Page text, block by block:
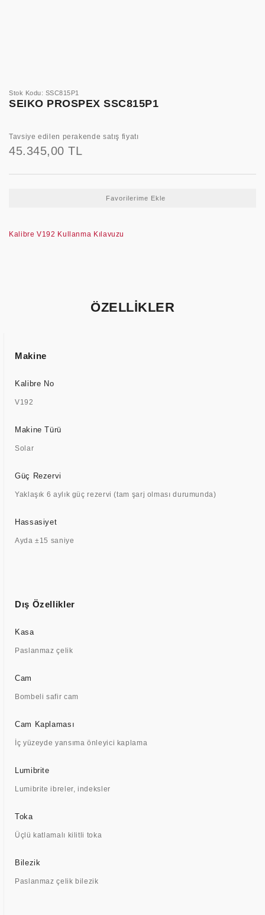
Stok Kodu: SSC815P1
SEIKO PROSPEX SSC815P1
Tavsiye edilen perakende satış fiyatı
45.345,00 TL
Kalibre V192 Kullanma Kılavuzu
ÖZELLİKLER
Makine
Kalibre No
V192
Makine Türü
Solar
Güç Rezervi
Yaklaşık 6 aylık güç rezervi (tam şarj olması durumunda)
Hassasiyet
Ayda ±15 saniye
Dış Özellikler
Kasa
Paslanmaz çelik
Cam
Bombeli safir cam
Cam Kaplaması
İç yüzeyde yansıma önleyici kaplama
Lumibrite
Lumibrite ibreler, indeksler
Toka
Üçlü katlamalı kilitli toka
Bilezik
Paslanmaz çelik bilezik